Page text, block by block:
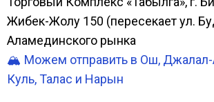
Жибек-Жолу 150 (пересекает ул.
Аламединского рынка
🏔️ Можем отправить в Ош,
Куль, Талас и Нарын